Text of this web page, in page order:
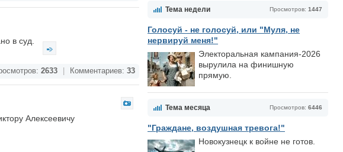
Просмотров: 1447
Тема недели
Голосуй - не голосуй, или "Муля, не
нервируй меня!"
Электоральная кампания-2026
вырулила на финишную
прямую.
Просмотров: 6446
Тема месяца
"Граждане, воздушная тревога!"
Новокузнецк к войне не готов.
в суд.
2633 Комментариев: 33
Алексеевичу